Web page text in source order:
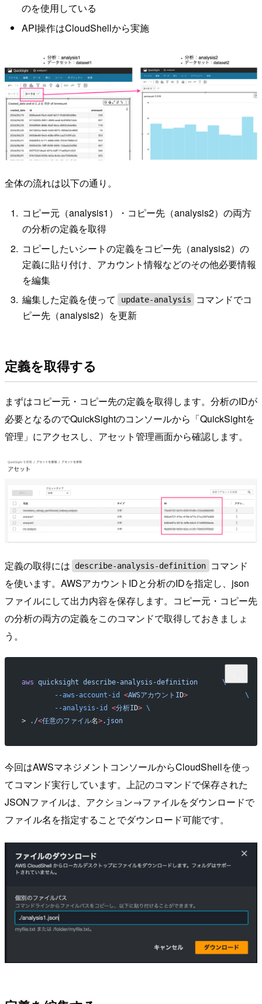
のを使用している
API操作はCloudShellから実施
全体の流れは以下の通り。
コピー元（analysis1）・コピー先（analysis2）の両方
の分析の定義を取得
コピーしたいシートの定義をコピー先（analysis2）の
定義に貼り付け、アカウント情報などのその他必要情報
を編集
編集した定義を使って
update-analysis
コマンドでコ
ピー先（analysis2）を更新
定義を取得する
まずはコピー元・コピー先の定義を取得します。分析のIDが
必要となるのでQuickSightのコンソールから「QuickSightを
管理」にアクセスし、アセット管理画面から確認します。
定義の取得には describe-analysis-definition
コマンド
を使います。AWSアカウントIDと分析のIDを指定し、json
ファイルにして出力内容を保存します。コピー元・コピー先
の分析の両方の定義をこのコマンドで取得しておきましょ
う。
aws quicksight describe-analysis-definition
      \
        --aws-account-id
<AWSアカウントI D>
              \
        --analysis-id
<分析I D> \
>
./<任意のファイル名>.json
今回はAWSマネジメントコンソールからCloudShellを使っ
てコマンド実行しています。上記のコマンドで保存された
JSONファイルは、アクション→ファイルをダウンロードで
ファイル名を指定することでダウンロード可能です。